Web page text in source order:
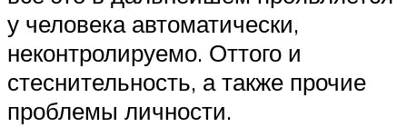
у человека автоматически,
неконтролируемо. Оттого и
стеснительность, а также прочие
проблемы личности.